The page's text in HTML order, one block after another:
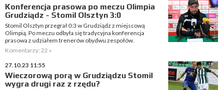
Konferencja prasowa po meczu Olimpia
Grudziądz - Stomil Olsztyn 3:0
Stomil Olsztyn przegrał 0:3 w Grudziądz z miejscową
Olimpią. Po meczu odbyła się tradycyjna konferencja
prasowa z udziałem trenerów obydwu zespołów.
Komentarzy: 22 »
27.10.23 11:55
Wieczorową porą w Grudziądzu Stomil
wygra drugi raz z rzędu?